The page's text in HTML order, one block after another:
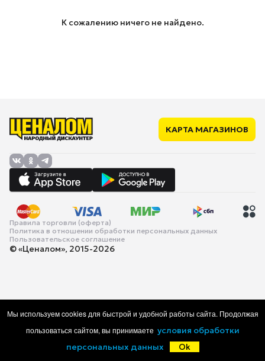
К сожалению ничего не найдено.
КАРТА МАГАЗИНОВ
Правила торговли (оферта)
Политика в отношении обработки персональных данных
Пользовательское соглашение
© «Ценалом», 2015-2026
Каталог Корзина Избранное
Мы используем cookies для быстрой и удобной работы сайта. Продолжая
пользоваться сайтом, вы принимаете условия обработки
персональных данных
Ok